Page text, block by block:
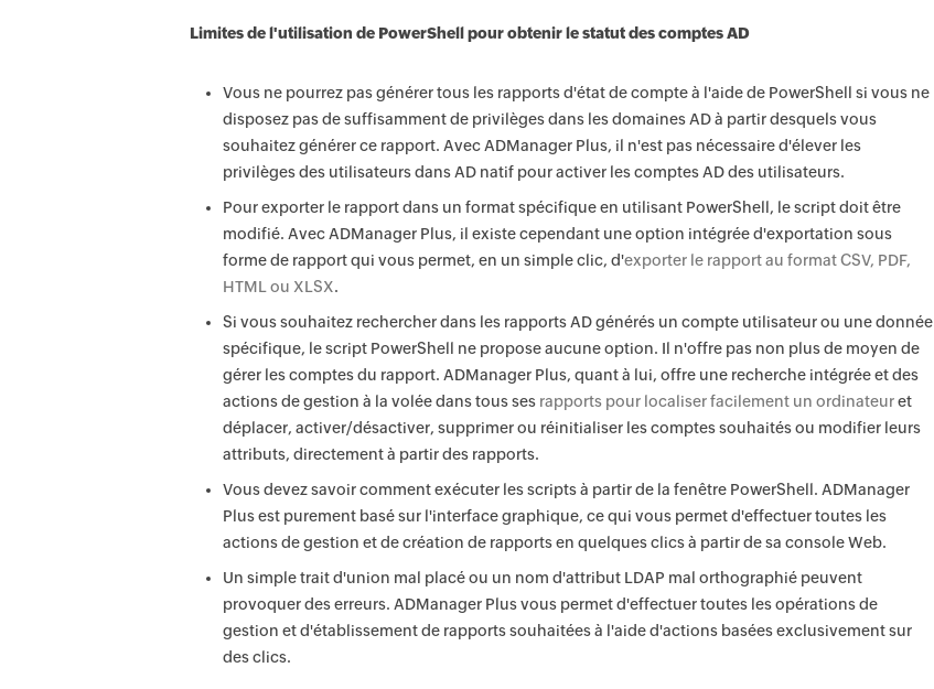
Limites de l'utilisation de PowerShell pour obtenir le statut des comptes AD
Vous ne pourrez pas générer tous les rapports d'état de compte à l'aide de PowerShell si vous ne
disposez pas de suffisamment de privilèges dans les domaines AD à partir desquels vous
souhaitez générer ce rapport. Avec ADManager Plus, il n'est pas nécessaire d'élever les
privilèges des utilisateurs dans AD natif pour activer les comptes AD des utilisateurs.
Pour exporter le rapport dans un format spécifique en utilisant PowerShell, le script doit être
modifié. Avec ADManager Plus, il existe cependant une option intégrée d'exportation sous
forme de rapport qui vous permet, en un simple clic, d'exporter le rapport au format CSV, PDF,
HTML ou XLSX.
Si vous souhaitez rechercher dans les rapports AD générés un compte utilisateur ou une donnée
spécifique, le script PowerShell ne propose aucune option. Il n'offre pas non plus de moyen de
gérer les comptes du rapport. ADManager Plus, quant à lui, offre une recherche intégrée et des
actions de gestion à la volée dans tous ses rapports pour localiser facilement un ordinateuret
déplacer, activer/désactiver, supprimer ou réinitialiser les comptes souhaités ou modifier leurs
attributs, directement à partir des rapports.
Vous devez savoir comment exécuter les scripts à partir de la fenêtre PowerShell. ADManager
Plus est purement basé sur l'interface graphique, ce qui vous permet d'effectuer toutes les
actions de gestion et de création de rapports en quelques clics à partir de sa console Web.
Un simple trait d'union mal placé ou un nom d'attribut LDAP mal orthographié peuvent
provoquer des erreurs. ADManager Plus vous permet d'effectuer toutes les opérations de
gestion et d'établissement de rapports souhaitées à l'aide d'actions basées exclusivement sur
des clics.